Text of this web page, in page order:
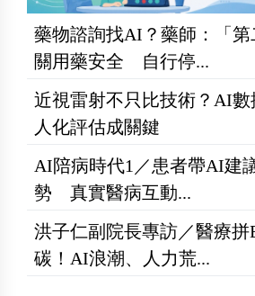
藥物諮詢找AI？藥師：「
關用藥安全 自行停...
近視雷射不只比技術？AI數
人化評估成關鍵
AI陪病時代1／患者帶AI建
勢 真實醫病互動...
洪子仁副院長專訪／醫療拼
碳！AI浪潮、人力荒...